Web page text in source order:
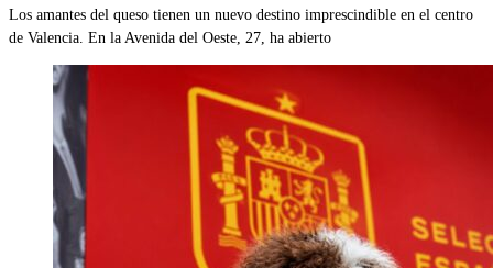
Los amantes del queso tienen un nuevo destino imprescindible en el centro
de Valencia. En la Avenida del Oeste, 27, ha abierto